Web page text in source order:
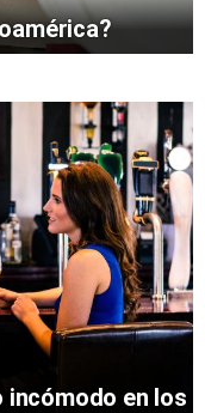
incómodo en los